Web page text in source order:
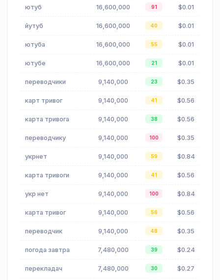
ютуб 16,600,000 91 $0.01
йутуб 16,600,000 40 $0.01
ютуба 16,600,000 55 $0.01
ютубе 16,600,000 21 $0.01
переводчики 9,140,000 23 $0.35
карт тривог 9,140,000 41 $0.56
карта тривога 9,140,000 38 $0.56
переводчику 9,140,000 100 $0.35
укрнет 9,140,000 59 $0.84
карта тривоги 9,140,000 41 $0.56
укр нет 9,140,000 100 $0.84
карта тривог 9,140,000 56 $0.56
переводчик 9,140,000 48 $0.35
погода завтра 7,480,000 39 $0.24
перекладач 7,480,000 30 $0.27